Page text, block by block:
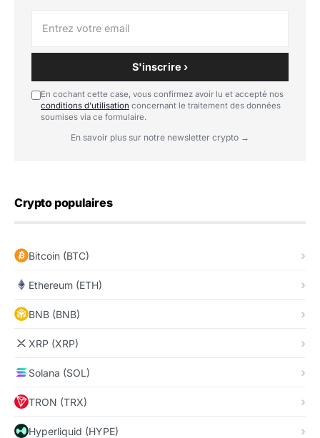
S'inscrire ›
En cochant cette case, vous confirmez avoir lu et accepté nos
conditions d'utilisation concernant le traitement des données
soumises via ce formulaire.
En savoir plus sur notre newsletter crypto →
Crypto populaires
Bitcoin (BTC)
Ethereum (ETH)
BNB (BNB)
XRP (XRP)
Solana (SOL)
TRON (TRX)
Hyperliquid (HYPE)